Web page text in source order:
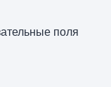
поля